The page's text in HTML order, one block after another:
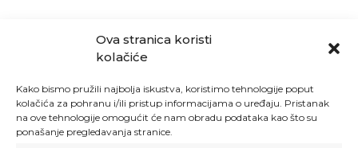
Ova stranica koristi
kolačiće
Kako bismo pružili najbolja iskustva, koristimo tehnologije poput
kolačića za pohranu i/ili pristup informacijama o uređaju. Pristanak
na ove tehnologije omogućit će nam obradu podataka kao što su
ponašanje pregledavanja stranice.